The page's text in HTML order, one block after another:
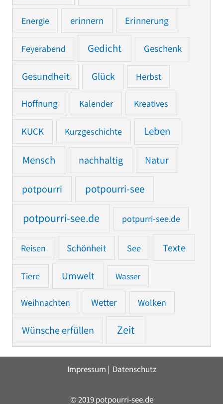
Energie erinnern Erinnerung
Feyerabend Gedicht Geschenk
Gesundheit Glück Herbst
Hoffnung Kalender Kreatives
KUCK Kurzgeschichte Leben
Mensch nachhaltig Natur
potpourri potpourri-see
potpourri-see.de potpurri-see.de
Reisen Schönheit See Texte
Tiere Umwelt Wasser
Weihnachten Wetter Wolken
Wünsche erfüllen Zeit
Impressum | Datenschutz
© 2019 potpourri-see.de